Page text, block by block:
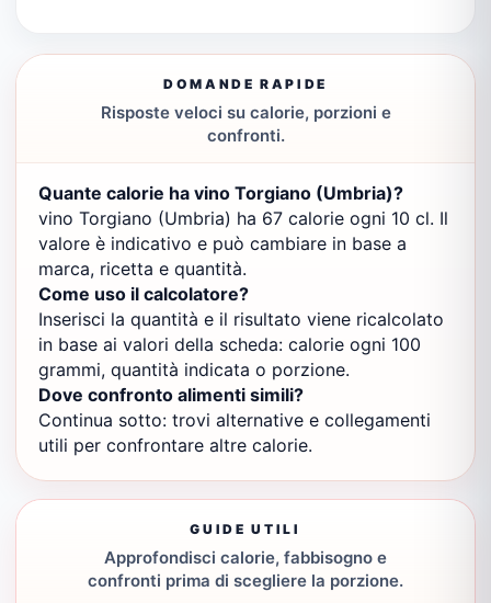
DOMANDE RAPIDE
Risposte veloci su calorie, porzioni e
confronti.
Quante calorie ha vino Torgiano (Umbria)?
vino Torgiano (Umbria) ha 67 calorie ogni 10 cl. Il
valore è indicativo e può cambiare in base a
marca, ricetta e quantità.
Come uso il calcolatore?
Inserisci la quantità e il risultato viene ricalcolato
in base ai valori della scheda: calorie ogni 100
grammi, quantità indicata o porzione.
Dove confronto alimenti simili?
Continua sotto: trovi alternative e collegamenti
utili per confrontare altre calorie.
GUIDE UTILI
Approfondisci calorie, fabbisogno e
confronti prima di scegliere la porzione.